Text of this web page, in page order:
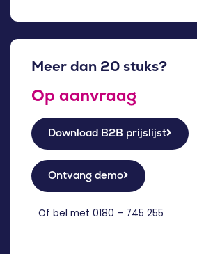
Meer dan 20 stuks?
Op aanvraag
Download B2B prijslijst
Ontvang demo
Of bel met 0180 – 745 255